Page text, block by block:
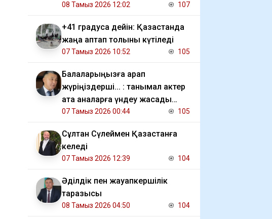
талқылады
08 Тамыз 2026 12:02 107
+41 градусқа дейін: Қазақстанда
жаңа аптап толқыны күтіледі
07 Тамыз 2026 10:52 105
Балаларыңызға қарап
жүріңіздерші... : танымал актер
ата аналарға үндеу жасады
(видео)
07 Тамыз 2026 00:44 105
Сұлтан Сүлеймен Қазақстанға
келеді
07 Тамыз 2026 12:39 104
Әділдік пен жауапкершілік
таразысы
08 Тамыз 2026 04:50 104